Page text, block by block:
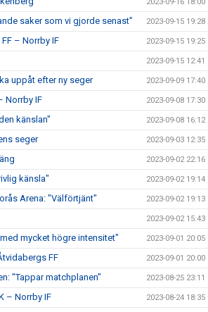
saker som vi gjorde senast” 2023-09-15 19:28
– Norrby IF 2023-09-15 19:25
2023-09-15 12:41
uppåt efter ny seger 2023-09-09 17:40
Norrby IF 2023-09-08 17:30
känslan" 2023-09-08 16:12
seger 2023-09-03 12:35
2023-09-02 22:16
känsla" 2023-09-02 19:14
Arena: "Välförtjänt" 2023-09-02 19:13
2023-09-02 15:43
mycket högre intensitet" 2023-09-01 20:05
FF 2023-09-01 20:00
"Tappar matchplanen" 2023-08-25 23:11
– Norrby IF 2023-08-24 18:35